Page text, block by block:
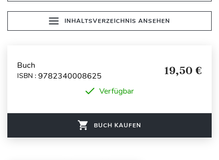
INHALTSVERZEICHNIS ANSEHEN
Buch
ISBN : 9782340008625 19,50 €
Verfügbar
BUCH KAUFEN